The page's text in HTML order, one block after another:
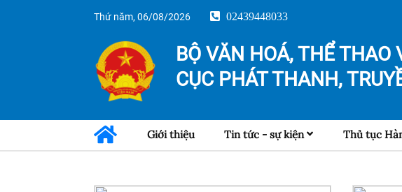
Thứ năm, 06/08/2026 02439448033
BỘ VĂN HOÁ, THỂ THAO
CỤC PHÁT THANH,
Giới thiệu Tin tức - sự kiện Thủ tục